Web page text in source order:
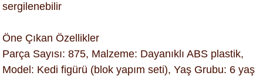
sergilenebilir
Öne Çıkan Özellikler
Parça Sayısı: 875, Malzeme: Dayanıklı ABS plastik,
Model: Kedi figürü (blok yapım seti), Yaş Grubu: 6 yaş